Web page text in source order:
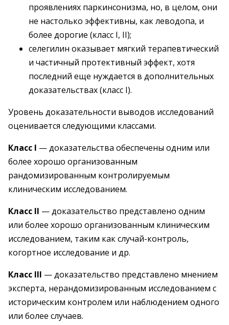
проявлениях паркинсонизма, но, в целом, они
не настолько эффективны, как леводопа, и
более дорогие (класс I, II);
селегилин оказывает мягкий терапевтический
и частичный протективный эффект, хотя
последний еще нуждается в дополнительных
доказательствах (класс I).
Уровень доказательности выводов исследований
оценивается следующими классами.
Класс I — доказательства обеспечены одним или
более хорошо организованным
рандомизированным контролируемым
клиническим исследованием.
Класс II — доказательство представлено одним
или более хорошо организованным клиническим
исследованием, таким как случай-контроль,
когортное исследование и др.
Класс III — доказательство представлено мнением
эксперта, нерандомизированным исследованием с
историческим контролем или наблюдением одного
или более случаев.